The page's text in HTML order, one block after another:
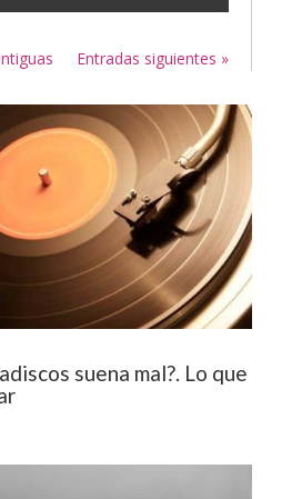
Entradas siguientes »
suena mal?. Lo que